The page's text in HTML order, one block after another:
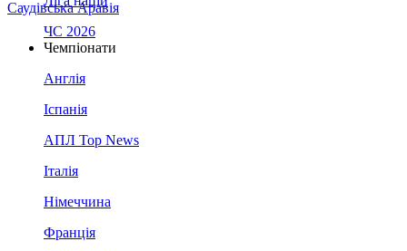
Саудівська Аравія
ЧС 2026
Чемпіонати
Англія
Іспанія
АПЛ Top News
Італія
Німеччина
Франція